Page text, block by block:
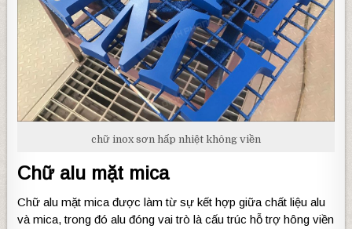
chữ inox sơn hấp nhiệt không viền
Chữ alu mặt mica
Chữ alu mặt mica được làm từ sự kết hợp giữa chất liệu alu
và mica, trong đó alu đóng vai trò là cấu trúc hỗ trợ hông viền